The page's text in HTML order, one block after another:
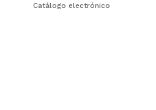
Catálogo electrónico